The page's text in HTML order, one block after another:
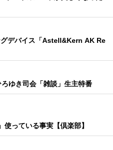
デバイス「Astell&Kern AK Re
ゆき司会「雑談」生主特番
っている事実【倶楽部】